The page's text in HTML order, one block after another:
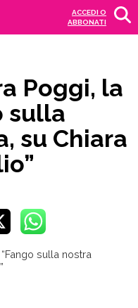
ACCEDI O
ABBONATI
Poggi, la
sulla
su Chiara